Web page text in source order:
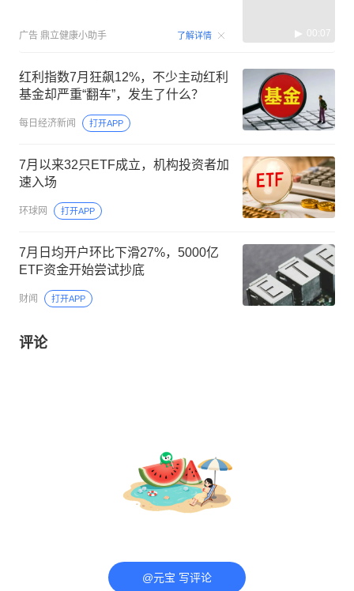
广告 鼎立健康小助手 了解详情 00:07
红利指数7月狂飙12%，不少主动红利
基金却严重“翻车”，发生了什么？
每日经济新闻 打开APP
7月以来32只ETF成立，机构投资者加
速入场
环球网 打开APP
7月日均开户环比下滑27%，5000亿
ETF资金开始尝试抄底
财闻 打开APP
评论
@元宝 写评论